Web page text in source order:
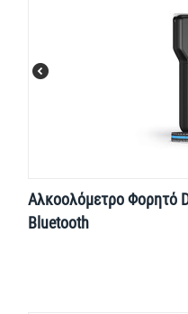
Αλκοολόμετρο Φορητό
Bluetooth